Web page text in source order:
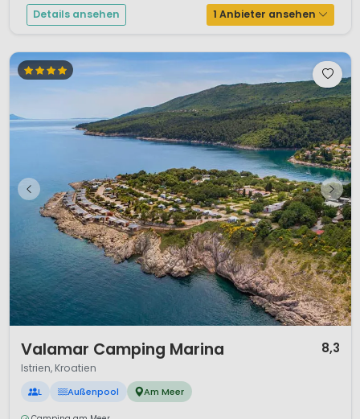
Details ansehen 1 Anbieter ansehen
Valamar Camping Marina 8,3
Istrien, Kroatien
L Außenpool Am Meer